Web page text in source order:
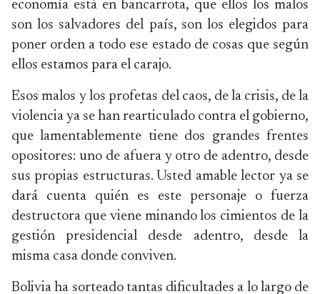
economía está en bancarrota, que ellos los malos
son los salvadores del país, son los elegidos para
poner orden a todo ese estado de cosas que según
ellos estamos para el carajo.
Esos malos y los profetas del caos, de la crisis, de la
violencia ya se han rearticulado contra el gobierno,
que lamentablemente tiene dos grandes frentes
opositores: uno de afuera y otro de adentro, desde
sus propias estructuras. Usted amable lector ya se
dará cuenta quién es este personaje o fuerza
destructora que viene minando los cimientos de la
gestión presidencial desde adentro, desde la
misma casa donde conviven.
Bolivia ha sorteado tantas dificultades a lo largo de